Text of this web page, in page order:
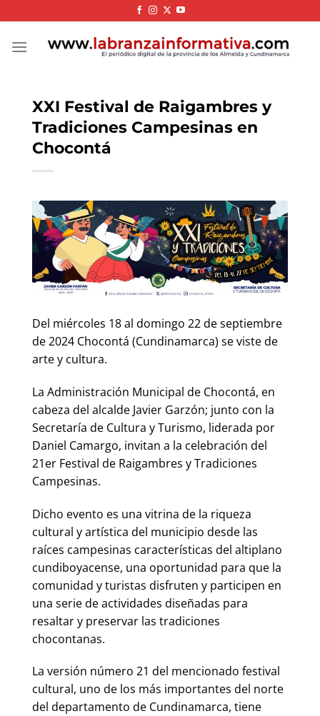
to
content
XXI Festival de Raigambres y
Tradiciones Campesinas en
Chocontá
Del miércoles 18 al domingo 22 de septiembre
de 2024 Chocontá (Cundinamarca) se viste de
arte y cultura.
La Administración Municipal de Chocontá, en
cabeza del alcalde Javier Garzón; junto con la
Secretaría de Cultura y Turismo, liderada por
Daniel Camargo, invitan a la celebración del
21er Festival de Raigambres y Tradiciones
Campesinas.
Dicho evento es una vitrina de la riqueza
cultural y artística del municipio desde las
raíces campesinas características del altiplano
cundiboyacense, una oportunidad para que la
comunidad y turistas disfruten y participen en
una serie de actividades diseñadas para
resaltar y preservar las tradiciones
chocontanas.
La versión número 21 del mencionado festival
cultural, uno de los más importantes del norte
del departamento de Cundinamarca, tiene